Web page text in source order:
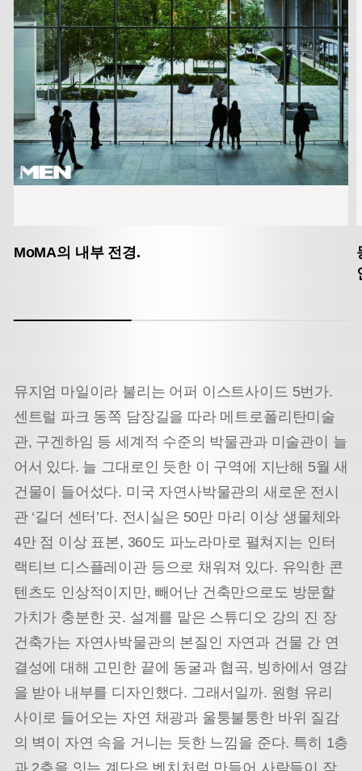
MoMA의 내부 전경.
뮤지엄 마일이라 불리는 어퍼 이스트사이드 5번가.
센트럴 파크 동쪽 담장길을 따라 메트로폴리탄미술
관, 구겐하임 등 세계적 수준의 박물관과 미술관이 늘
어서 있다. 늘 그대로인 듯한 이 구역에 지난해 5월 새
건물이 들어섰다. 미국 자연사박물관의 새로운 전시
관 ‘길더 센터’다. 전시실은 50만 마리 이상 생물체와
4만 점 이상 표본, 360도 파노라마로 펼쳐지는 인터
랙티브 디스플레이관 등으로 채워져 있다. 유익한 콘
텐츠도 인상적이지만, 빼어난 건축만으로도 방문할
가치가 충분한 곳. 설계를 맡은 스튜디오 강의 진 장
건축가는 자연사박물관의 본질인 자연과 건물 간 연
결성에 대해 고민한 끝에 동굴과 협곡, 빙하에서 영감
을 받아 내부를 디자인했다. 그래서일까. 원형 유리
사이로 들어오는 자연 채광과 울퉁불퉁한 바위 질감
의 벽이 자연 속을 거니는 듯한 느낌을 준다. 특히 1층
과 2층을 잇는 계단은 벤치처럼 만들어 사람들이 잠